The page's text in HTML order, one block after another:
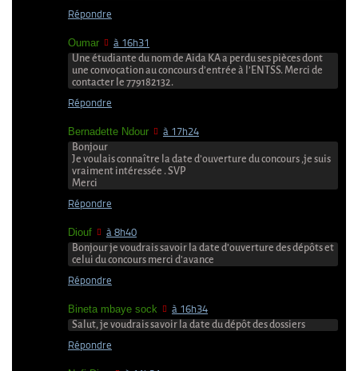
Répondre
Oumar à 16h31
Une étudiante du nom de Aida KA a perdu ses pièces dont
une convocation au concours d’entrée à l’ENTSS. Merci de
contacter le 779182132.
Répondre
Bernadette Ndour à 17h24
Bonjour
Je voulais connaître la date d’ouverture du concours ,je suis
vraiment intéressée . SVP
Merci
Répondre
Diouf à 8h40
Bonjour je voudrais savoir la date d’ouverture des dépôts et
celui du concours merci d’avance
Répondre
Bineta mbaye sock à 16h34
Salut, je voudrais savoir la date du dépôt des dossiers
Répondre